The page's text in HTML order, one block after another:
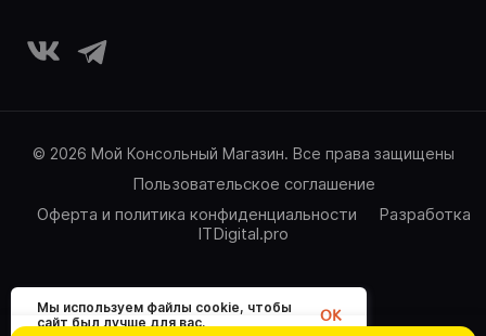
© 2026 Мой Консольный Магазин. Все права защищены
Пользовательское соглашение
Оферта и политика конфиденциальности
Разработка
ITDigital.pro
Мы используем файлы cookie, чтобы
сайт был лучше для вас.
OK